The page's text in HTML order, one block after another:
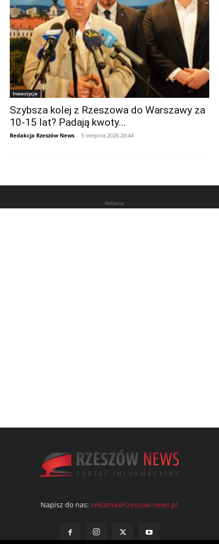
Inwestycje
Szybsza kolej z Rzeszowa do Warszawy za
10-15 lat? Padają kwoty...
Redakcja Rzeszów News - 5 sierpnia 2026 20:44
Reklama
Napisz do nas: reklama@rzeszow-news.pl